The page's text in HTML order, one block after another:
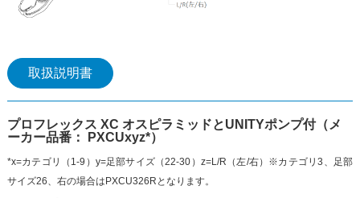
取扱説明書
プロフレックス XC オスピラミッドとUNITYポンプ付（メ
ーカー品番： PXCUxyz*）
*x=カテゴリ（1-9）y=足部サイズ（22-30）z=L/R（左/右）※カテゴリ3、足部
サイズ26、右の場合はPXCU326Rとなります。